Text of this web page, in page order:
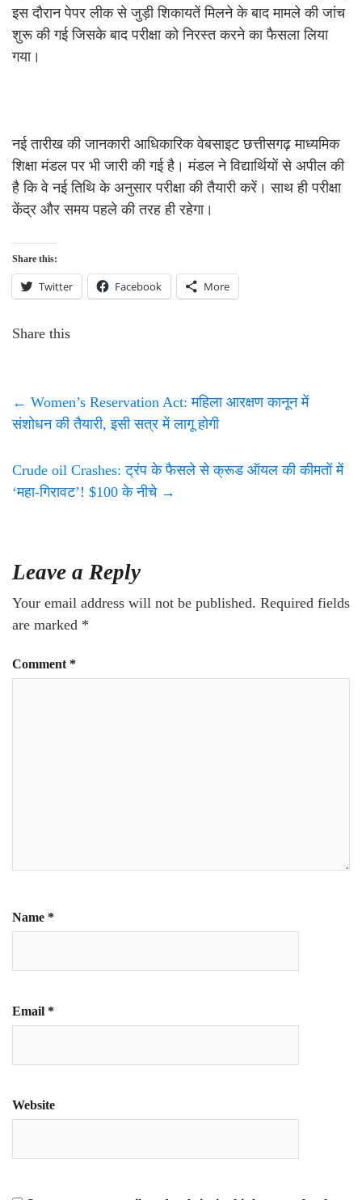
इस दौरान पेपर लीक से जुड़ी शिकायतें मिलने के बाद मामले की जांच
शुरू की गई जिसके बाद परीक्षा को निरस्त करने का फैसला लिया
गया।
नई तारीख की जानकारी आधिकारिक वेबसाइट छत्तीसगढ़ माध्यमिक
शिक्षा मंडल पर भी जारी की गई है। मंडल ने विद्यार्थियों से अपील की
है कि वे नई तिथि के अनुसार परीक्षा की तैयारी करें। साथ ही परीक्षा
केंद्र और समय पहले की तरह ही रहेगा।
Share this:
Twitter Facebook More
Share this
← Women’s Reservation Act: महिला आरक्षण कानून में
संशोधन की तैयारी, इसी सत्र में लागू होगी
Crude oil Crashes: ट्रंप के फैसले से क्रूड ऑयल की कीमतों में
‘महा-गिरावट’! $100 के नीचे →
Leave a Reply
Your email address will not be published. Required fields
are marked *
Comment *
Name *
Email *
Website